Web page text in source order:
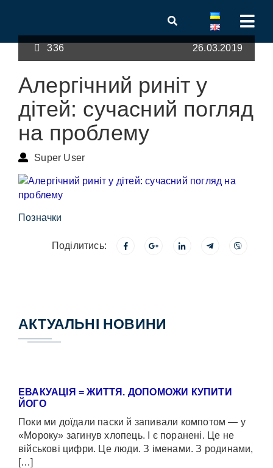
336 26.03.2019
Алергічний риніт у
дітей: сучасний погляд
на проблему
Super User
Позначки
Поділитись:
АКТУАЛЬНІ НОВИНИ
ЕВАКУАЦІЯ = ЖИТТЯ. ДОПОМОЖИ КУПИТИ
ЙОГО
Поки ми доїдали паски й запивали компотом — у
«Мороку» загинув хлопець. І є поранені. Це не
військові цифри. Це люди. З іменами. З родинами,
[…]